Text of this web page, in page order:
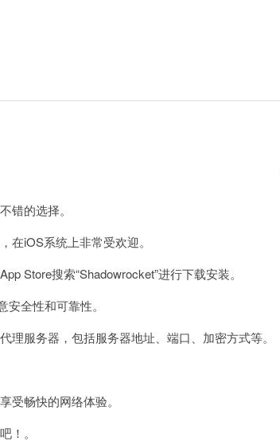
的选择。
iOS系统上非常受欢迎。
Store搜索“Shadowrocket”进行下载安装。
全性和可靠性。
服务器，包括服务器地址、端口、加密方式等。
畅快的网络体验。
！。